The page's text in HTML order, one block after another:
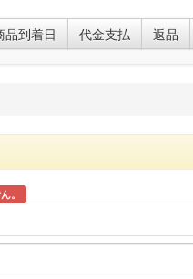
品到着日 代金支払 返品
。